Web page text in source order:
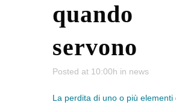
quando
servono
Posted at 10:00h in news
La perdita di uno o più elementi